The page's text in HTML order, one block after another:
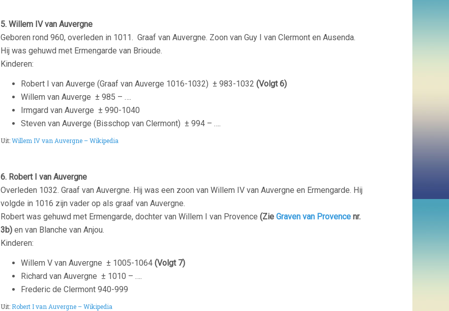
5. Willem IV van Auvergne
Geboren rond 960, overleden in 1011. Graaf van Auvergne. Zoon van Guy I van Clermont en Ausenda.
Hij was gehuwd met Ermengarde van Brioude.
Kinderen:
Robert I van Auverge (Graaf van Auverge 1016-1032) ± 983-1032 (Volgt 6)
Willem van Auverge ± 985 – ….
Irmgard van Auverge ± 990-1040
Steven van Auverge (Bisschop van Clermont) ± 994 – ….
Uit:Willem IV van Auvergne – Wikipedia
6. Robert I van Auvergne
Overleden 1032. Graaf van Auvergne. Hij was een zoon van Willem IV van Auvergne en Ermengarde. Hij
volgde in 1016 zijn vader op als graaf van Auvergne.
Robert was gehuwd met Ermengarde, dochter van Willem I van Provence (Zie Graven van Provence nr.
3b) en van Blanche van Anjou.
Kinderen:
Willem V van Auvergne ± 1005-1064 (Volgt 7)
Richard van Auvergne ± 1010 – ….
Frederic de Clermont 940-999
Uit: Robert I van Auvergne – Wikipedia